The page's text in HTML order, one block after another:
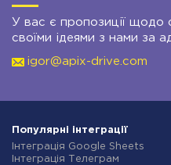
У вас є пропозиції щодо
своїми ідеями з нами за
igor@apix-drive.com
Популярні інтеграції
Інтеграція Google Sheets
Інтеграція Телеграм